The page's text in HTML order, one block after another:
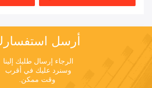
أرسل
وقت ممكن.